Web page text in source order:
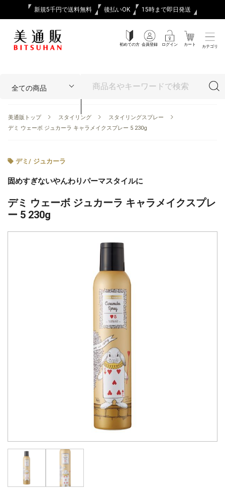
新規5千円で送料無料 後払いOK 15時まで即日発送
初めての方 会員登録 ログイン カート カテゴリ
美通販トップ スタイリング
スタイリングスプレー
デミ ウェーボ ジュカーラ キャラメイクスプレー 5 230g
デミ / ジュカーラ
固めすぎないやんわりパーマスタイルに
デミ ウェーボ ジュカーラ キャラメイクスプレ
ー 5 230g